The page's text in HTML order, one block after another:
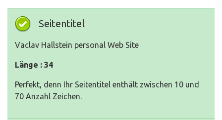
Seitentitel
Vaclav Hallstein personal Web Site
Länge : 34
Perfekt, denn Ihr Seitentitel enthält zwischen 10 und
70 Anzahl Zeichen.